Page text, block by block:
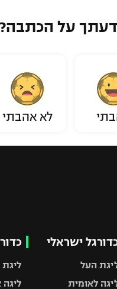
על הכתבה?
לא אהבתי
ישראלי
העל
לאומית
ליגה